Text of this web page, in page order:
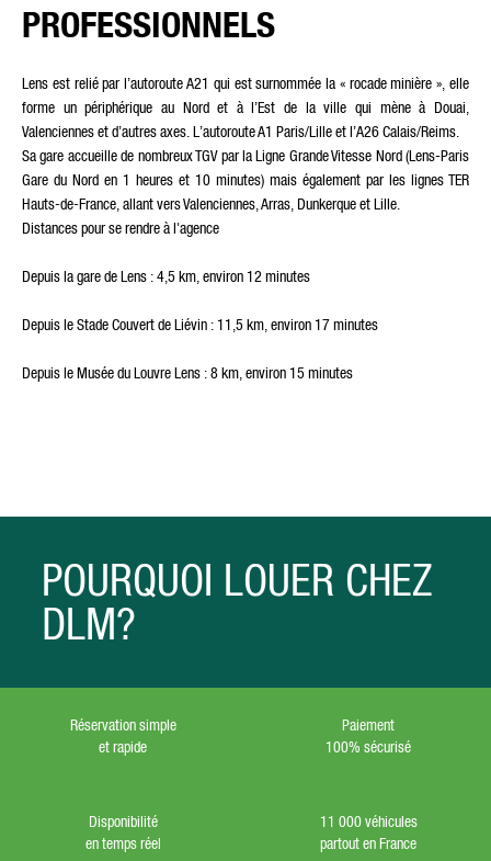
PROFESSIONNELS
Lens est relié par l’autoroute A21 qui est surnommée la « rocade minière », elle
forme un périphérique au Nord et à l’Est de la ville qui mène à Douai,
Valenciennes et d’autres axes. L’autoroute A1 Paris/Lille et l’A26 Calais/Reims.
Sa gare accueille de nombreux TGV par la Ligne Grande Vitesse Nord (Lens-Paris
Gare du Nord en 1 heures et 10 minutes) mais également par les lignes TER
Hauts-de-France, allant vers Valenciennes, Arras, Dunkerque et Lille.
Distances pour se rendre à l'agence
Depuis la gare de Lens : 4,5 km, environ 12 minutes
Depuis le Stade Couvert de Liévin : 11,5 km, environ 17 minutes
Depuis le Musée du Louvre Lens : 8 km, environ 15 minutes
POURQUOI LOUER CHEZ
DLM?
Réservation simple
et rapide
Paiement
100% sécurisé
Disponibilité
en temps réel
11 000 véhicules
partout en France